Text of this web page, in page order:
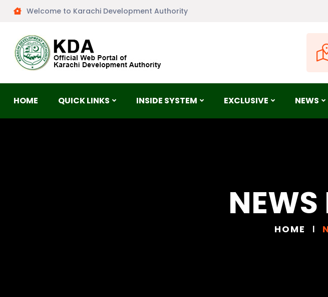
Welcome to Karachi Development Authority
HOME QUICK LINKS INSIDE SYSTEM EXCLUSIVE NEWS
NEWS
HOME